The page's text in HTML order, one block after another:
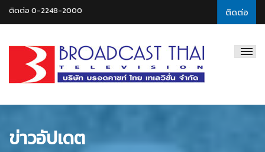
ติดต่อ
ติดต่อ 0-2248-2000
Thai
ข่าวอัปเดต